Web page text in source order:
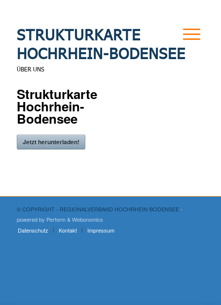
STRUKTURKARTE
HOCHRHEIN-BODENSEE
ÜBER UNS
Strukturkarte
Hochrhein-
Bodensee
Jetzt herunterladen!
© COPYRIGHT - REGIONALVERBAND HOCHRHEIN-BODENSEE-
powered by Perform & Webonomics
Datenschutz
Kontakt Impressum